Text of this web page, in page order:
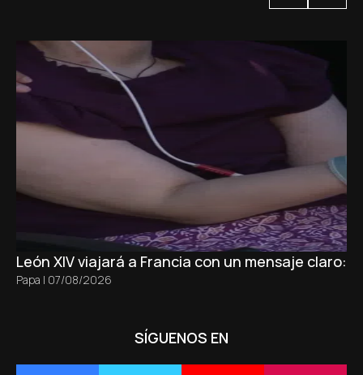
León XIV viajará a Francia con un mensaje claro:
Papa | 07/08/2026
SÍGUENOS EN